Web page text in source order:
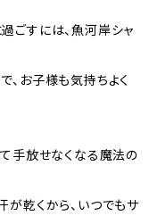
ごすには、魚河岸シャ
、お子様も気持ちよく
手放せなくなる魔法の
が乾くから、いつでもサ